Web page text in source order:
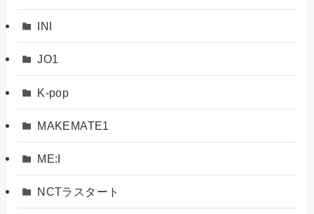
INI
JO1
K-pop
MAKEMATE1
ME:I
NCTラスタート